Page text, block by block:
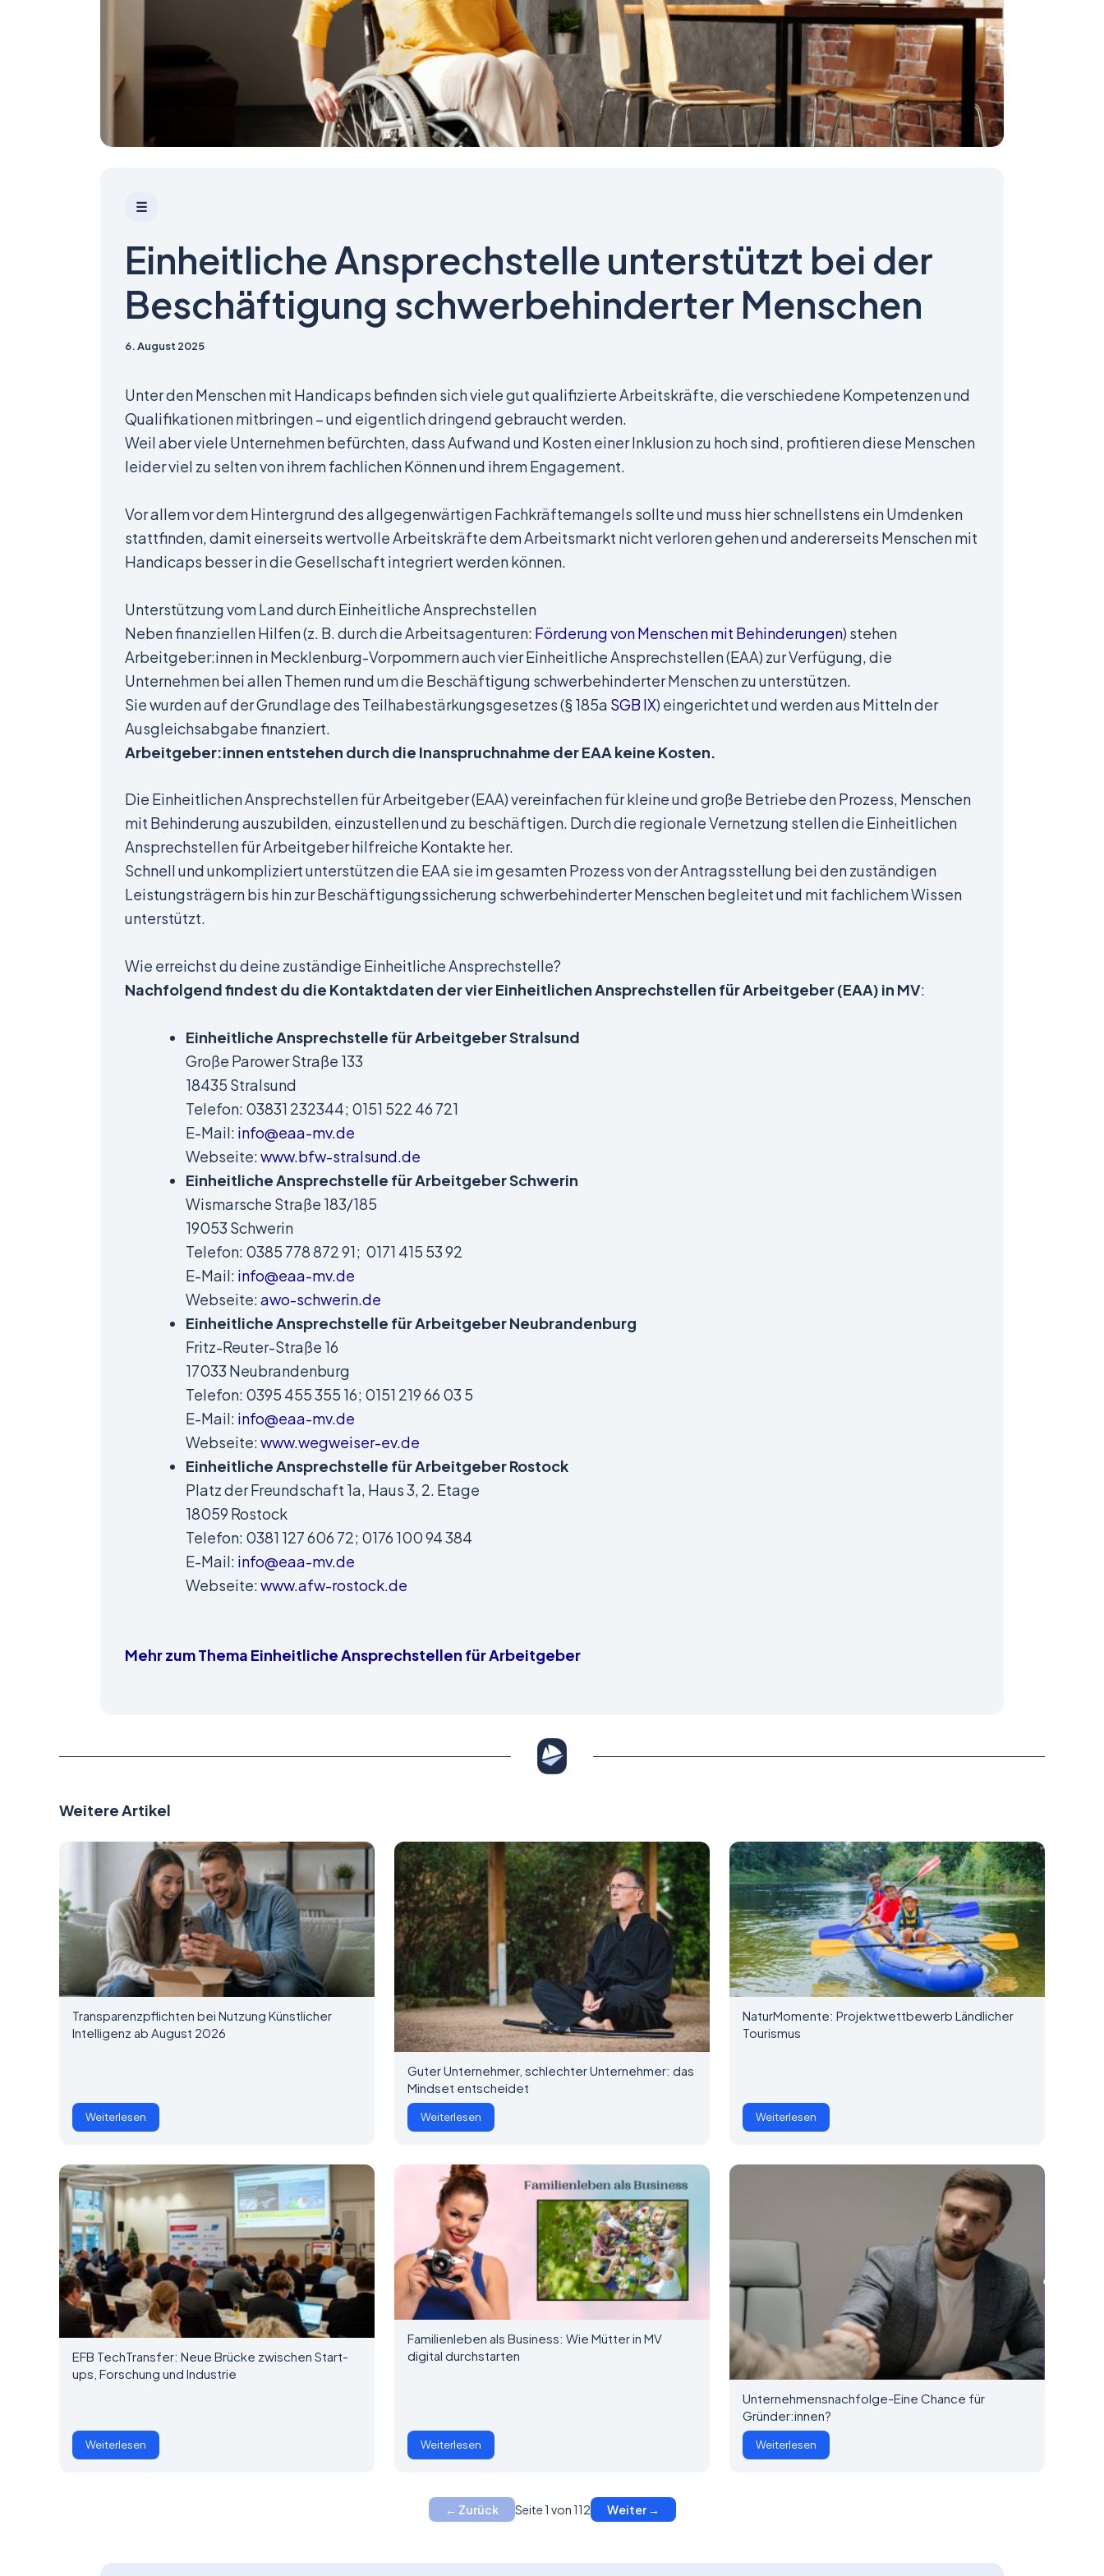
☰
Einheitliche Ansprechstelle unterstützt bei der
Beschäftigung schwerbehinderter Menschen
6. August 2025
Unter den Menschen mit Handicaps befinden sich viele gut qualifizierte Arbeitskräfte, die verschiedene Kompetenzen und
Qualifikationen mitbringen – und eigentlich dringend gebraucht werden.
Weil aber viele Unternehmen befürchten, dass Aufwand und Kosten einer Inklusion zu hoch sind, profitieren diese Menschen
leider viel zu selten von ihrem fachlichen Können und ihrem Engagement.
Vor allem vor dem Hintergrund des allgegenwärtigen Fachkräftemangels sollte und muss hier schnellstens ein Umdenken
stattfinden, damit einerseits wertvolle Arbeitskräfte dem Arbeitsmarkt nicht verloren gehen und andererseits Menschen mit
Handicaps besser in die Gesellschaft integriert werden können.
Unterstützung vom Land durch Einheitliche Ansprechstellen
Neben finanziellen Hilfen (z. B. durch die Arbeitsagenturen: Förderung von Menschen mit Behinderungen) stehen
Arbeitgeber:innen in Mecklenburg-Vorpommern auch vier Einheitliche Ansprechstellen (EAA) zur Verfügung, die
Unternehmen bei allen Themen rund um die Beschäftigung schwerbehinderter Menschen zu unterstützen.
Sie wurden auf der Grundlage des Teilhabestärkungsgesetzes (§ 185a SGB IX) eingerichtet und werden aus Mitteln der
Ausgleichsabgabe finanziert.
Arbeitgeber:innen entstehen durch die Inanspruchnahme der EAA keine Kosten.
Die Einheitlichen Ansprechstellen für Arbeitgeber (EAA) vereinfachen für kleine und große Betriebe den Prozess, Menschen
mit Behinderung auszubilden, einzustellen und zu beschäftigen. Durch die regionale Vernetzung stellen die Einheitlichen
Ansprechstellen für Arbeitgeber hilfreiche Kontakte her.
Schnell und unkompliziert unterstützen die EAA sie im gesamten Prozess von der Antragsstellung bei den zuständigen
Leistungsträgern bis hin zur Beschäftigungssicherung schwerbehinderter Menschen begleitet und mit fachlichem Wissen
unterstützt.
Wie erreichst du deine zuständige Einheitliche Ansprechstelle?
Nachfolgend findest du die Kontaktdaten der vier Einheitlichen Ansprechstellen für Arbeitgeber (EAA) in MV:
Einheitliche Ansprechstelle für Arbeitgeber Stralsund
Große Parower Straße 133
18435 Stralsund
Telefon: 03831 232344; 0151 522 46 721
E-Mail: info@eaa-mv.de
Webseite:www.bfw-stralsund.de
Einheitliche Ansprechstelle für Arbeitgeber Schwerin
Wismarsche Straße 183/185
19053 Schwerin
Telefon: 0385 778 872 91; 0171 415 53 92
E-Mail: info@eaa-mv.de
Webseite:awo-schwerin.de
Einheitliche Ansprechstelle für Arbeitgeber Neubrandenburg
Fritz-Reuter-Straße 16
17033 Neubrandenburg
Telefon: 0395 455 355 16; 0151 219 66 03 5
E-Mail: info@eaa-mv.de
Webseite:www.wegweiser-ev.de
Einheitliche Ansprechstelle für Arbeitgeber Rostock
Platz der Freundschaft 1a, Haus 3, 2. Etage
18059 Rostock
Telefon: 0381 127 606 72; 0176 100 94 384
E-Mail: info@eaa-mv.de
Webseite:www.afw-rostock.de
Mehr zum Thema Einheitliche Ansprechstellen für Arbeitgeber
Weitere Artikel
Transparenzpflichten bei Nutzung Künstlicher
Intelligenz ab August 2026
Weiterlesen
Guter Unternehmer, schlechter Unternehmer: das
Mindset entscheidet
Weiterlesen
NaturMomente: Projektwettbewerb Ländlicher
Tourismus
Weiterlesen
EFB TechTransfer: Neue Brücke zwischen Start-
ups, Forschung und Industrie
Weiterlesen
Familienleben als Business: Wie Mütter in MV
digital durchstarten
Weiterlesen
Unternehmensnachfolge-Eine Chance für
Gründer:innen?
Weiterlesen
← Zurück Seite 1 von 112 Weiter →